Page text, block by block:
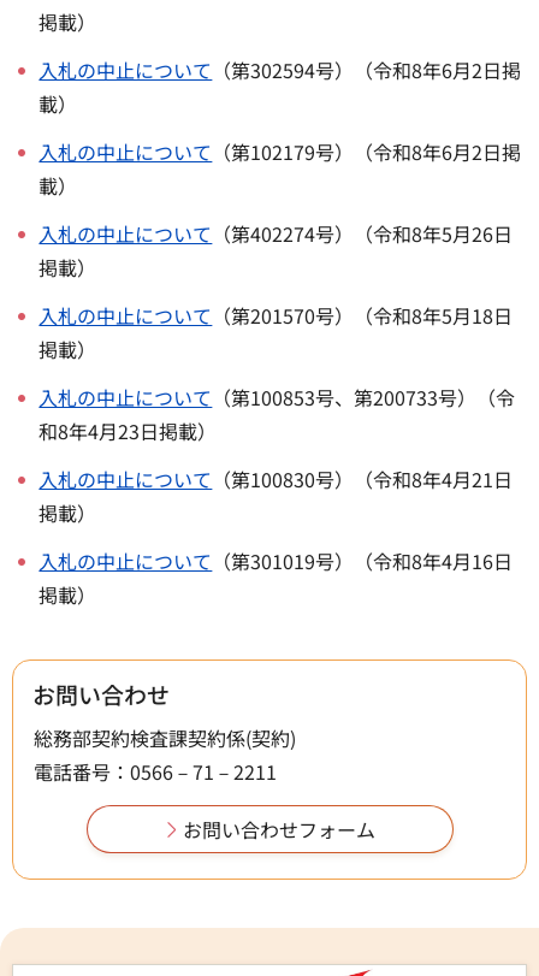
掲載）
入札の中止について （第302594号）（令和8年6月2日掲
載）
入札の中止について （第102179号）（令和8年6月2日掲
載）
入札の中止について （第402274号）（令和8年5月26日
掲載）
入札の中止について （第201570号）（令和8年5月18日
掲載）
入札の中止について （第100853号、第200733号）（令
和8年4月23日掲載）
入札の中止について （第100830号）（令和8年4月21日
掲載）
入札の中止について （第301019号）（令和8年4月16日
掲載）
お問い合わせ
総務部契約検査課契約係(契約)
電話番号：0566－71－2211